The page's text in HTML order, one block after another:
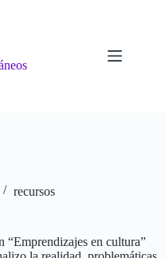
recursos
“Emprendizajes en cultura”